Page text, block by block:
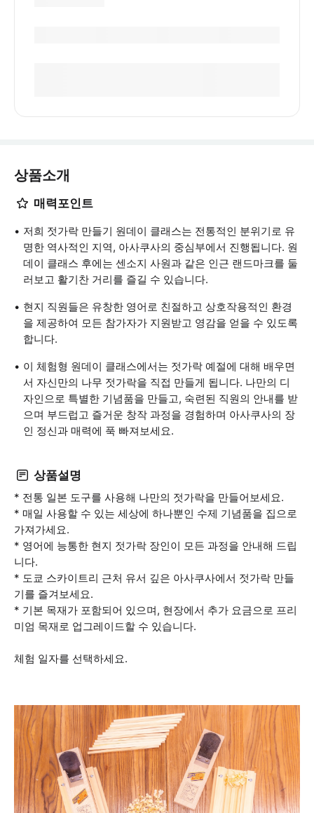
상품소개
매력포인트
저희 젓가락 만들기 원데이 클래스는 전통적인 분위기로 유
명한 역사적인 지역, 아사쿠사의 중심부에서 진행됩니다. 원
데이 클래스 후에는 센소지 사원과 같은 인근 랜드마크를 둘
러보고 활기찬 거리를 즐길 수 있습니다.
현지 직원들은 유창한 영어로 친절하고 상호작용적인 환경
을 제공하여 모든 참가자가 지원받고 영감을 얻을 수 있도록
합니다.
이 체험형 원데이 클래스에서는 젓가락 예절에 대해 배우면
서 자신만의 나무 젓가락을 직접 만들게 됩니다. 나만의 디
자인으로 특별한 기념품을 만들고, 숙련된 직원의 안내를 받
으며 부드럽고 즐거운 창작 과정을 경험하며 아사쿠사의 장
인 정신과 매력에 푹 빠져보세요.
상품설명
* 전통 일본 도구를 사용해 나만의 젓가락을 만들어보세요.
* 매일 사용할 수 있는 세상에 하나뿐인 수제 기념품을 집으로
가져가세요.
* 영어에 능통한 현지 젓가락 장인이 모든 과정을 안내해 드립
니다.
* 도쿄 스카이트리 근처 유서 깊은 아사쿠사에서 젓가락 만들
기를 즐겨보세요.
* 기본 목재가 포함되어 있으며, 현장에서 추가 요금으로 프리
미엄 목재로 업그레이드할 수 있습니다.
체험 일자를 선택하세요.